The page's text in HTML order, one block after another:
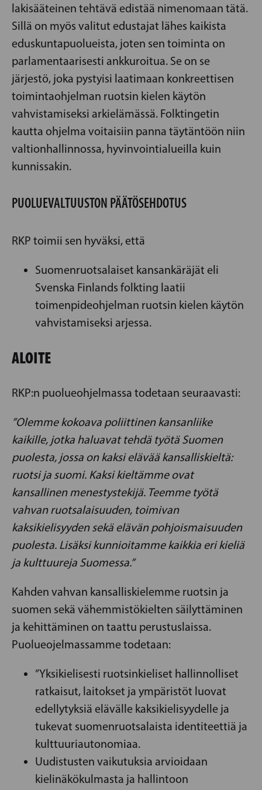
lakisääteinen tehtävä edistää nimenomaan tätä.
Sillä on myös valitut edustajat lähes kaikista
eduskuntapuolueista, joten sen toiminta on
parlamentaarisesti ankkuroitua. Se on se
järjestö, joka pystyisi laatimaan konkreettisen
toimintaohjelman ruotsin kielen käytön
vahvistamiseksi arkielämässä. Folktingetin
kautta ohjelma voitaisiin panna täytäntöön niin
valtionhallinnossa, hyvinvointialueilla kuin
kunnissakin.
PUOLUEVALTUUSTON PÄÄTÖSEHDOTUS
RKP toimii sen hyväksi, että
Suomenruotsalaiset kansankäräjät eli
Svenska Finlands folkting laatii
toimenpideohjelman ruotsin kielen käytön
vahvistamiseksi arjessa.
ALOITE
RKP:n puolueohjelmassa todetaan seuraavasti:
”Olemme kokoava poliittinen kansanliike
kaikille, jotka haluavat tehdä työtä Suomen
puolesta, jossa on kaksi elävää kansalliskieltä:
ruotsi ja suomi. Kaksi kieltämme ovat
kansallinen menestystekijä. Teemme työtä
vahvan ruotsalaisuuden, toimivan
kaksikielisyyden sekä elävän pohjoismaisuuden
puolesta. Lisäksi kunnioitamme kaikkia eri kieliä
ja kulttuureja Suomessa.”
Kahden vahvan kansalliskielemme ruotsin ja
suomen sekä vähemmistökielten säilyttäminen
ja kehittäminen on taattu perustuslaissa.
Puolueojelmassamme todetaan:
”Yksikielisesti ruotsinkieliset hallinnolliset
ratkaisut, laitokset ja ympäristöt luovat
edellytyksiä elävälle kaksikielisyydelle ja
tukevat suomenruotsalaista identiteettiä ja
kulttuuriautonomiaa.
Uudistusten vaikutuksia arvioidaan
kielinäkökulmasta ja hallintoon